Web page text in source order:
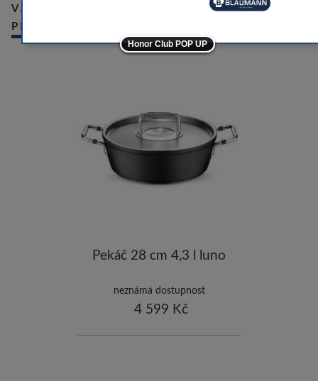
VÁMI NAPOSLEDY PROHLÍŽENÉ
PRODUKTY
Pekáč 28 cm 4,3 l luno
neznámá dostupnost
4 599 Kč
-5%
Honor Club POP UP